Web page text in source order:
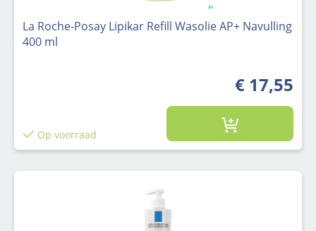
La Roche-Posay Lipikar Refill Wasolie AP+ Navulling
400 ml
€ 17,55
Op voorraad